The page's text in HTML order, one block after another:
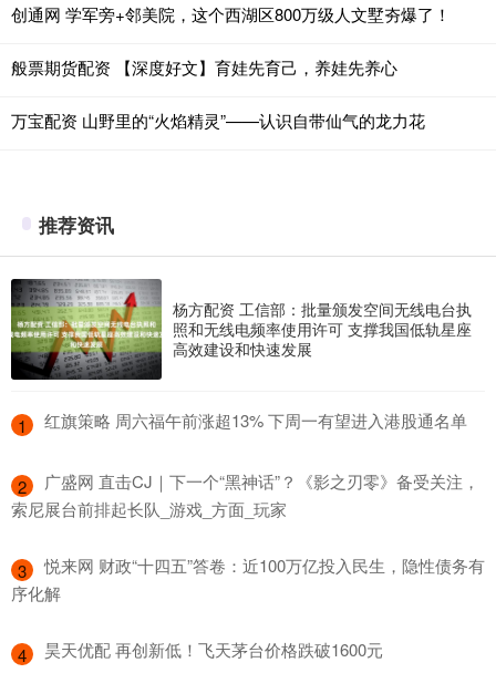
创通网 学军旁+邻美院，这个西湖区800万级人文墅夯爆了！
般票期货配资 【深度好文】育娃先育己，养娃先养心
万宝配资 山野里的“火焰精灵”——认识自带仙气的龙力花
推荐资讯
杨方配资 工信部：批量颁发空间无线电台执
照和无线电频率使用许可 支撑我国低轨星座
高效建设和快速发展
1 ​红旗策略 周六福午前涨超13% 下周一有望进入港股通名单
2
​广盛网 直击CJ｜下一个“黑神话”？《影之刃零》备受关注，
索尼展台前排起长队_游戏_方面_玩家
3
​悦来网 财政“十四五”答卷：近100万亿投入民生，隐性债务有
序化解
4 ​昊天优配 再创新低！飞天茅台价格跌破1600元